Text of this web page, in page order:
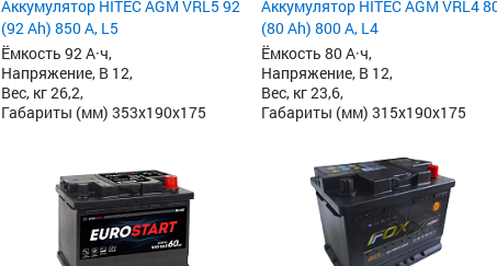
Аккумулятор HITEC AGM VRL5 92
(92 Ah) 850 А, L5
Ёмкость 92 А·ч,
Напряжение, В 12,
Вес, кг 26,2,
Габариты (мм) 353x190x175
Аккумулятор HITEC AGM VRL4
(80 Ah) 800 А, L4
Ёмкость 80 А·ч,
Напряжение, В 12,
Вес, кг 23,6,
Габариты (мм) 315x190x175